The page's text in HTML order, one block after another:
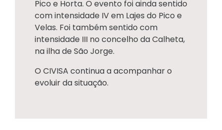
Pico e Horta. O evento foi ainda sentido
com intensidade IV em Lajes do Pico e
Velas. Foi também sentido com
intensidade III no concelho da Calheta,
na ilha de São Jorge.
O CIVISA continua a acompanhar o
evoluir da situação.